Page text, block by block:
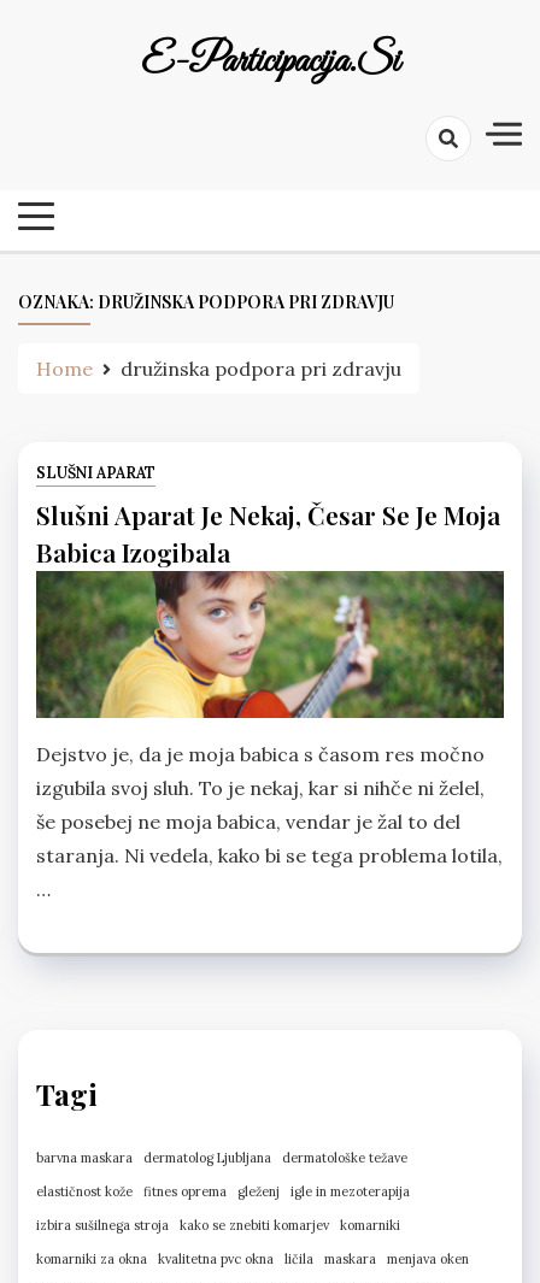
E-Participacija.si
OZNAKA: DRUŽINSKA PODPORA PRI ZDRAVJU
Home družinska podpora pri zdravju
SLUŠNI APARAT
Slušni Aparat Je Nekaj, Česar Se Je Moja
Babica Izogibala
Dejstvo je, da je moja babica s časom res močno
izgubila svoj sluh. To je nekaj, kar si nihče ni želel,
še posebej ne moja babica, vendar je žal to del
staranja. Ni vedela, kako bi se tega problema lotila,
…
Tagi
barvna maskara dermatolog Ljubljana
dermatološke težave
elastičnost kože
fitnes oprema gleženj
igle in mezoterapija
izbira sušilnega stroja
kako se znebiti komarjev
komarniki
komarniki za okna
kvalitetna pvc okna ličila maskara
menjava oken